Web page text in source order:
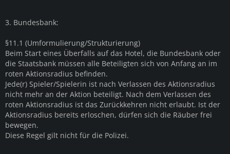
3. Bundesbank:
§11.1 (Umformulierung/Strukturierung)
Beim Start eines Überfalls auf das Hotel, die Bundesbank oder
die Staatsbank müssen alle Beteiligten sich von Anfang an im
roten Aktionsradius befinden.
Jede(r) Spieler/Spielerin ist nach Verlassen des Aktionsradius
nicht mehr an der Aktion beteiligt. Nach dem Verlassen des
roten Aktionsradius ist das Zurückkehren nicht erlaubt. Ist der
Aktionsradius bereits erloschen, dürfen sich die Räuber frei
bewegen.
Diese Regel gilt nicht für die Polizei.